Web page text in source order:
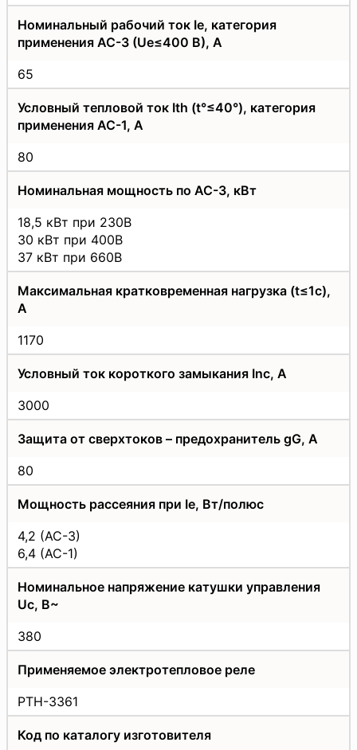
Номинальный рабочий ток Iе, категория
применения АС-3 (Uе≤400 В), А
65
Условный тепловой ток Ith (t°≤40°), категория
применения АС-1, А
80
Номинальная мощность по АС-3, кВт
18,5 кВт при 230В
30 кВт при 400В
37 кВт при 660В
Максимальная кратковременная нагрузка (t≤1с),
А
1170
Условный ток короткого замыкания Inc, А
3000
Защита от сверхтоков – предохранитель gG, А
80
Мощность рассеяния при Iе, Вт/полюс
4,2 (AC-3)
6,4 (AC-1)
Номинальное напряжение катушки управления
Uс, В~
380
Применяемое электротепловое реле
РТН-3361
Код по каталогу изготовителя